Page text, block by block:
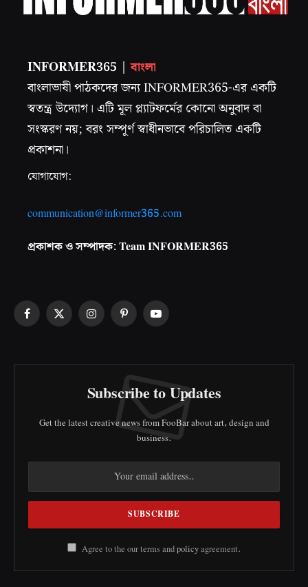
INFORMER365 |বাংলা
বাংলাভাষী পাঠকদের জন্য INFORMER365-এর একটি
স্বতন্ত্র উদ্যোগ। এটি মূল প্ল্যাটফর্মের কোনো অনুবাদ বা
সংস্করণ নয়; বরং সম্পূর্ণ স্বাধীনভাবে পরিচালিত একটি
প্রকাশনা।
যোগাযোগ:
communication@informer365.com
প্রকাশক ও সম্পাদক: Team INFORMER365
Facebook
X
InstagramPinterestYouTube
Subscribe to Updates
Get the latest creative news from FooBar about art, design and
business.
Agree to the our terms andpolicyagreement.